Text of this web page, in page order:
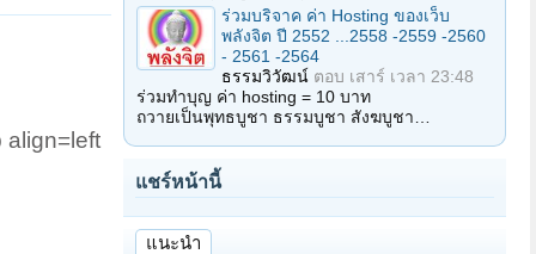
align=left
ร่วมบริจาค ค่า Hosting ของเว็บ
พลังจิต ปี 2552 ...2558 -2559 -2560
- 2561 -2564
ธรรมวิวัฒน์ ตอบ เสาร์ เวลา 23:48
ร่วมทำบุญ ค่า hosting = 10 บาท
ถวายเป็นพุทธบูชา ธรรมบูชา สังฆบูชา…
แชร์หน้านี้
แนะนำ